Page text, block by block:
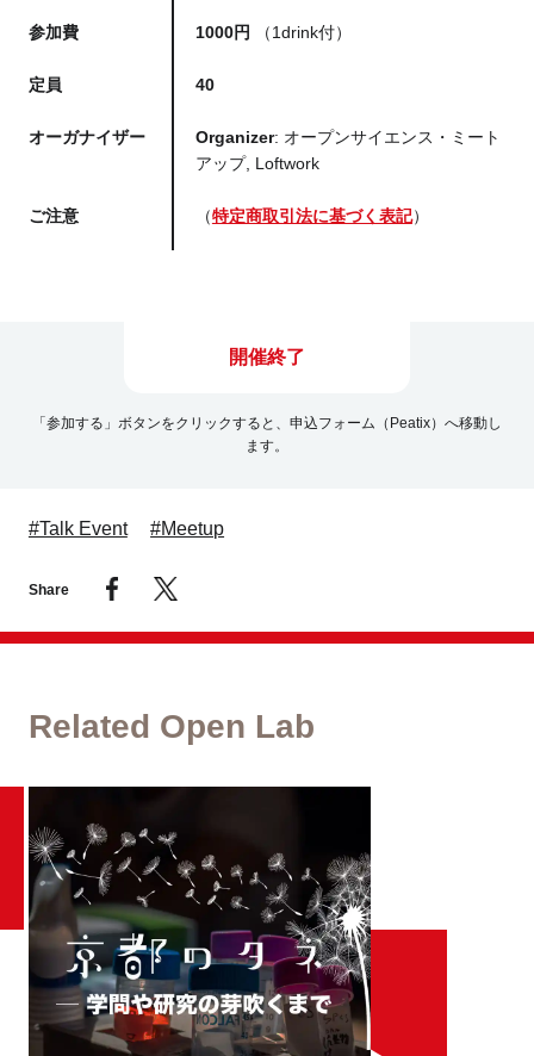
参加費 1000円 （1drink付）
定員 40
オーガナイザー Organizer: オープンサイエンス・ミート
アップ, Loftwork
ご注意 （特定商取引法に基づく表記）
開催終了
「参加する」ボタンをクリックすると、申込フォーム（Peatix）へ移動し
ます。
#Talk Event #Meetup
Share
Related Open Lab